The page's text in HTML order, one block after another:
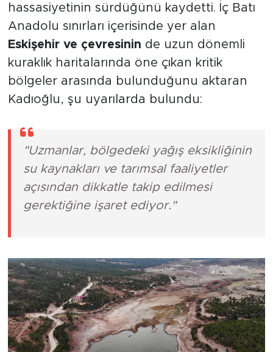
hassasiyetinin sürdüğünü kaydetti. İç Batı
Anadolu sınırları içerisinde yer alan
Eskişehir ve çevresinin de uzun dönemli
kuraklık haritalarında öne çıkan kritik
bölgeler arasında bulunduğunu aktaran
Kadıoğlu, şu uyarılarda bulundu:
"Uzmanlar, bölgedeki yağış eksikliğinin
su kaynakları ve tarımsal faaliyetler
açısından dikkatle takip edilmesi
gerektiğine işaret ediyor."